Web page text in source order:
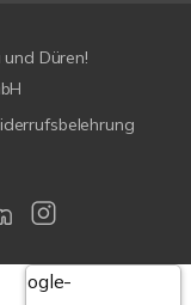
Düren!
Google-